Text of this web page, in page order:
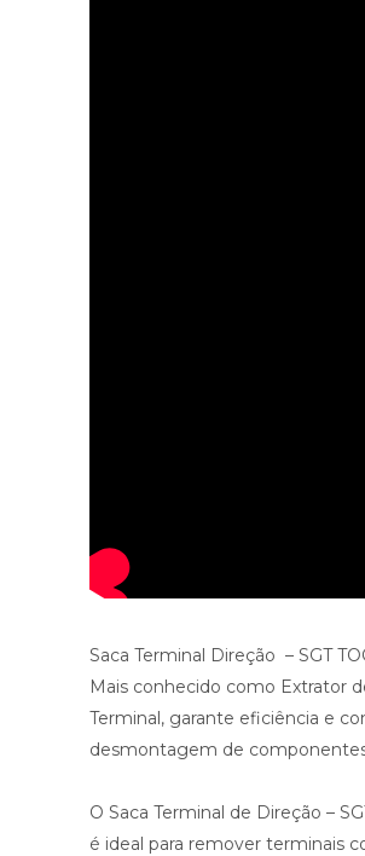
Saca Terminal Direção – SGT
Mais conhecido como Extrator
Terminal, garante eficiência e
desmontagem de
O Saca Terminal de Direção –
é ideal para remover terminais